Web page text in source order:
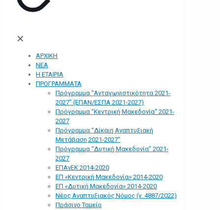
✕
ΑΡΧΙΚΗ
ΝΕΑ
Η ΕΤΑΙΡΙΑ
ΠΡΟΓΡΑΜΜΑΤΑ
Πρόγραμμα “Ανταγωνιστικότητα 2021-
2027” (ΕΠΑΝ/ΕΣΠΑ 2021-2027)
Πρόγραμμα “Κεντρική Μακεδονία” 2021-
2027
Πρόγραμμα “Δίκαιη Αναπτυξιακή
Μετάβαση 2021-2027”
Πρόγραμμα “Δυτική Μακεδονία” 2021-
2027
ΕΠΑνΕΚ 2014-2020
ΕΠ «Kεντρική Μακεδονία» 2014-2020
ΕΠ «Δυτική Μακεδονία» 2014-2020
Νέος Αναπτυξιακός Νόμος (ν. 4887/2022)
Πράσινο Ταμείο